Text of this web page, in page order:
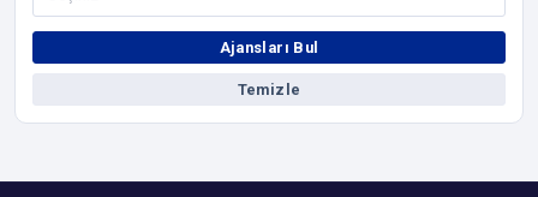
Ajansları Bul
Temizle